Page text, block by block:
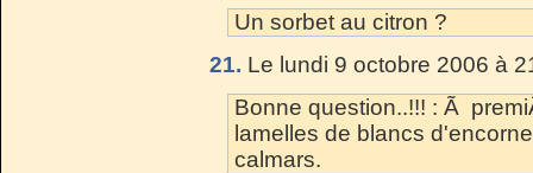
Un sorbet au citron ?
21. Le lundi 9 octobre 2006 à
Bonne question..!!! : Ã
lamelles de blancs
calmars.